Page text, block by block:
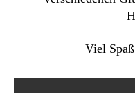
Viel